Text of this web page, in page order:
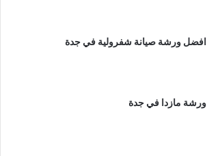
افضل ورشة صيانة شفرولية في جدة
ورشة مازدا في جدة